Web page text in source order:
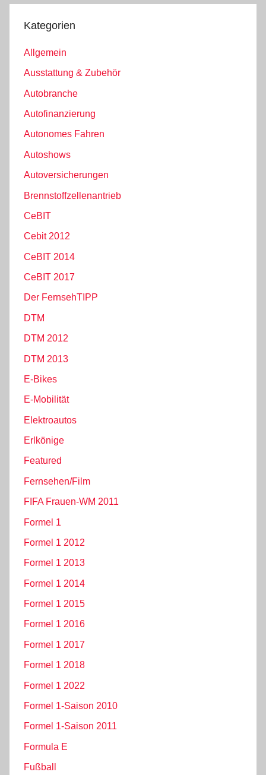
Kategorien
Allgemein
Ausstattung & Zubehör
Autobranche
Autofinanzierung
Autonomes Fahren
Autoshows
Autoversicherungen
Brennstoffzellenantrieb
CeBIT
Cebit 2012
CeBIT 2014
CeBIT 2017
Der FernsehTIPP
DTM
DTM 2012
DTM 2013
E-Bikes
E-Mobilität
Elektroautos
Erlkönige
Featured
Fernsehen/Film
FIFA Frauen-WM 2011
Formel 1
Formel 1 2012
Formel 1 2013
Formel 1 2014
Formel 1 2015
Formel 1 2016
Formel 1 2017
Formel 1 2018
Formel 1 2022
Formel 1-Saison 2010
Formel 1-Saison 2011
Formula E
Fußball